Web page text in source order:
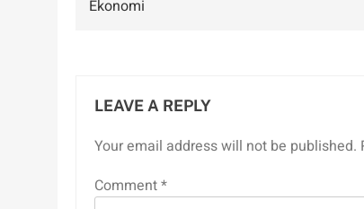
Ekonomi
LEAVE A REPLY
Your email address will not be published.
Comment*